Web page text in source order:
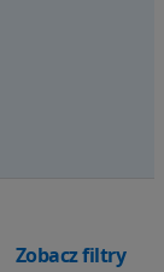
Zobacz filtry